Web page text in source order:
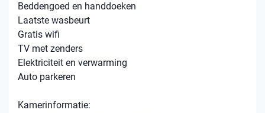
Beddengoed en handdoeken
Laatste wasbeurt
Gratis wifi
TV met zenders
Elektriciteit en verwarming
Auto parkeren
Kamerinformatie: